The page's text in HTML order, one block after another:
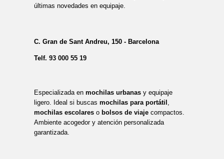
últimas novedades en equipaje.
C. Gran de Sant Andreu, 150 - Barcelona
Telf. 93 000 55 19
Especializada en mochilas urbanasy equipaje
ligero. Ideal si buscas mochilas para portátil
mochilas escolareso bolsos de viajecompactos.
Ambiente acogedor y atención personalizada
garantizada.